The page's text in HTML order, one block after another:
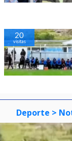
20
visitas
Deporte >